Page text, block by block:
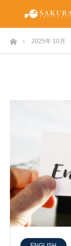
ホーム2025年 10月